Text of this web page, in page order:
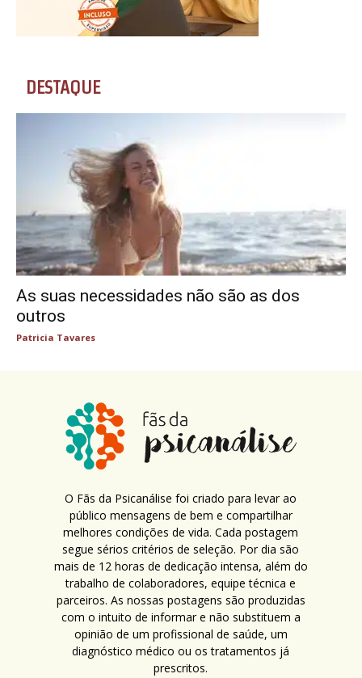
DESTAQUE
As suas necessidades não são as dos
outros
Patricia Tavares
O Fãs da Psicanálise foi criado para levar ao
público mensagens de bem e compartilhar
melhores condições de vida. Cada postagem
segue sérios critérios de seleção. Por dia são
mais de 12 horas de dedicação intensa, além do
trabalho de colaboradores, equipe técnica e
parceiros. As nossas postagens são produzidas
com o intuito de informar e não substituem a
opinião de um profissional de saúde, um
diagnóstico médico ou os tratamentos já
prescritos.